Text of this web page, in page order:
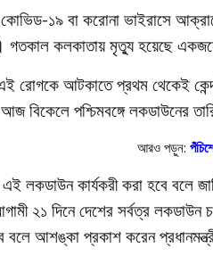
১৯ বা করোনা ভাইরাসে
গতকাল কলকাতায় মৃত্যু হয়েছে
রোগকে আটকাতে প্রথম থেকেই
বিকেলে পশ্চিমবঙ্গে লকডাউনের
আরও পড়ুন:
লকডাউন কার্যকরী করা হবে বলে
২১ দিনে দেশের সর্বত্র লকডাউন
বলে আশঙ্কা প্রকাশ করেন